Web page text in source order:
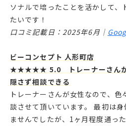
ソナルで培ったことを活かして、
たいです！
口コミ記載日：2025年6月｜
ビーコンセプト 人形町店
★★★★★ 5.0 トレーナーさんが
隠さず相談できる
トレーナーさんが女性なので、
談させて頂いています。 最初は
ませんでしたが、1ヶ月程度通っ